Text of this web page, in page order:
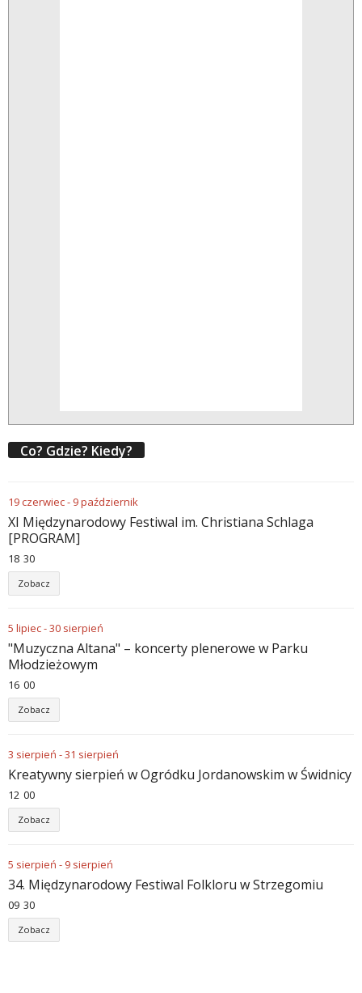
Co? Gdzie? Kiedy?
19czerwiec- 9październik
XI Międzynarodowy Festiwal im. Christiana Schlaga
[PROGRAM]
18 30
Zobacz
5 lipiec-30 sierpień
"Muzyczna Altana" – koncerty plenerowe w Parku
Młodzieżowym
16 00
Zobacz
3 sierpień -31 sierpień
Kreatywny sierpień w Ogródku Jordanowskim w Świdnicy
12 00
Zobacz
5 sierpień - 9 sierpień
34. Międzynarodowy Festiwal Folkloru w Strzegomiu
09 30
Zobacz